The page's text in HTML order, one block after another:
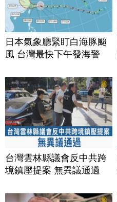
日本氣象廳緊盯白海豚颱
風 台灣最快下午發海警
台灣雲林縣議會反中共跨
境鎮壓提案 無異議通過